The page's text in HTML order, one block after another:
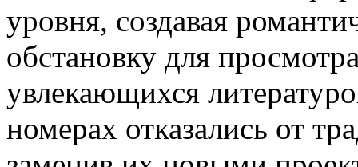
уровня, создавая
обстановку для
увлекающихся
номерах отказались от